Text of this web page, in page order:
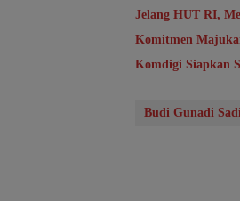
Jelang HUT RI,
Komitmen
Komdigi Siapkan
Budi Gunadi